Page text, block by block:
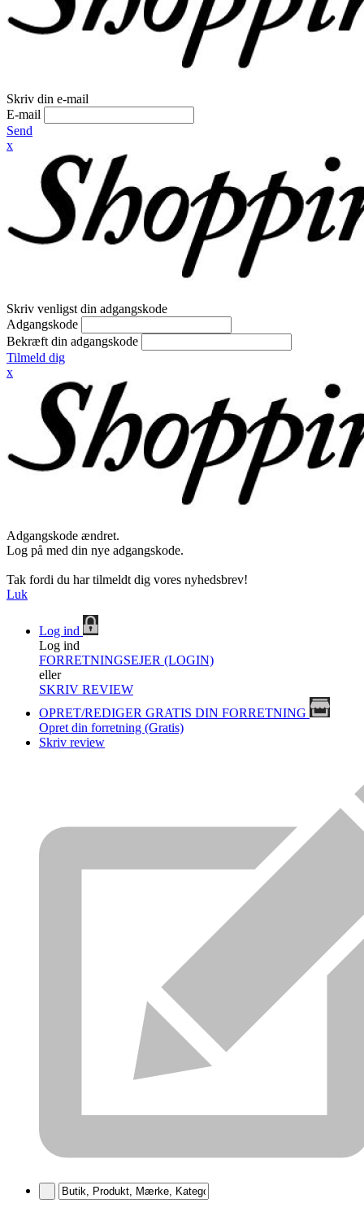
Skriv din e-mail
E-mail
Send
x
Skriv venligst din adgangskode
Adgangskode
Bekræft din adgangskode
Tilmeld dig
x
Adgangskode ændret.
Log på med din nye adgangskode.
Tak fordi du har tilmeldt dig vores nyhedsbrev!
Luk
Log ind
Log ind
FORRETNINGSEJER (LOGIN)
eller
SKRIV REVIEW
OPRET/REDIGER GRATIS DIN FORRETNING
Opret din forretning (Gratis)
Skriv review